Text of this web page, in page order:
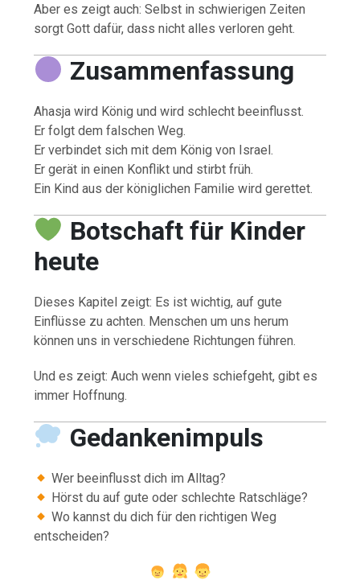
Aber es zeigt auch: Selbst in schwierigen Zeiten
sorgt Gott dafür, dass nicht alles verloren geht.
Zusammenfassung
Ahasja wird König und wird schlecht beeinflusst.
Er folgt dem falschen Weg.
Er verbindet sich mit dem König von Israel.
Er gerät in einen Konflikt und stirbt früh.
Ein Kind aus der königlichen Familie wird gerettet.
Botschaft für Kinder
heute
Dieses Kapitel zeigt: Es ist wichtig, auf gute
Einflüsse zu achten. Menschen um uns herum
können uns in verschiedene Richtungen führen.
Und es zeigt: Auch wenn vieles schiefgeht, gibt es
immer Hoffnung.
Gedankenimpuls
Wer beeinflusst dich im Alltag?
Hörst du auf gute oder schlechte Ratschläge?
Wo kannst du dich für den richtigen Weg
entscheiden?